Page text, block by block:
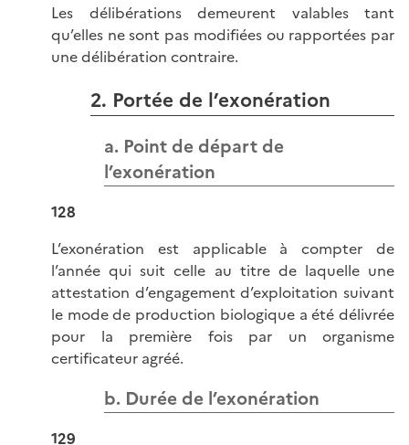
Les délibérations demeurent valables tant
qu’elles ne sont pas modifiées ou rapportées par
une délibération contraire.
2. Portée de l’exonération
a. Point de départ de
l’exonération
128
L’exonération est applicable à compter de
l’année qui suit celle au titre de laquelle une
attestation d’engagement d’exploitation suivant
le mode de production biologique a été délivrée
pour la première fois par un organisme
certificateur agréé.
b. Durée de l’exonération
129